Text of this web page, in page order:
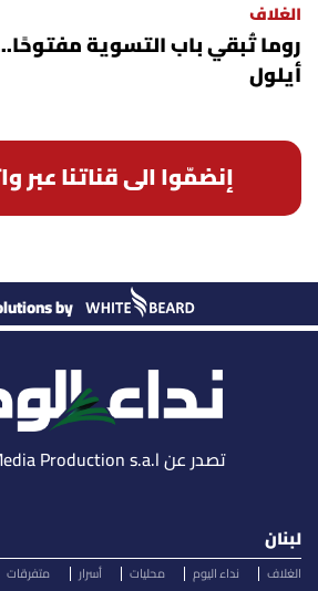
الغلاف
روما تُبقي باب التسوية
أيلول
إنضمّوا الى قناتنا عبر
by
تصدر عن Lebanese Media Production s.a.l
لبنان
الغلاف نداء اليوم محليات أسرار متفرقات